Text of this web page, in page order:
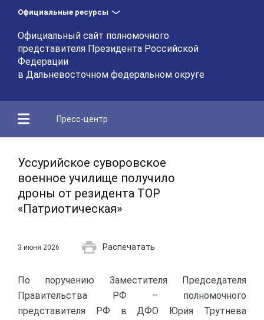
Официальные ресурсы
Официальный сайт полномочного
представителя Президента Российской
Федерации
в Дальневосточном федеральном округе
Пресс-центр
Уссурийское суворовское
военное училище получило
дроны от резидента ТОР
«Патриотическая»
3 июня 2026 Распечатать
По поручению Заместителя Председателя
Правительства РФ – полномочного
представителя РФ в ДФО Юрия Трутнева